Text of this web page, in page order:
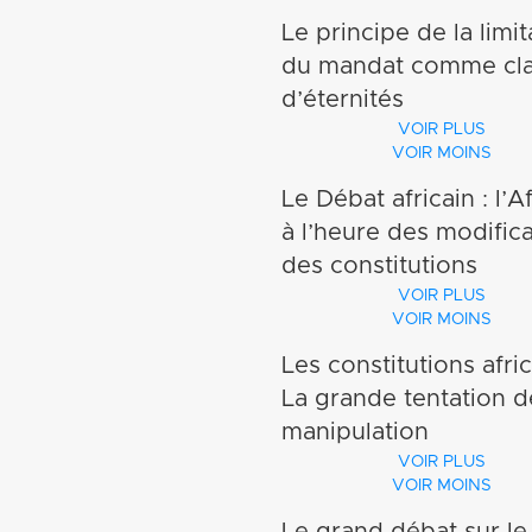
Le principe de la
du mandat comme
d’éternités
Dans cette vidéo,
Bado, docteur en Droit,
promeut l’instauration
principe de la limitation
mandat comme une
´éternité dans les
Constitutions des
CEDEAO pour
l’évolution historique
politique dans la région.
VOIR PLUS
VOIR MOINS
Le Débat africain :
à l’heure des
des constitutions
Après le Burkina Faso
république
Congo, c’est au tour
Burundi d’être secoué
une contestation
VOIR PLUS
VOIR MOINS
Les constitutions
La grande tentation
manipulation
Le grand politologue
VOIR PLUS
VOIR MOINS